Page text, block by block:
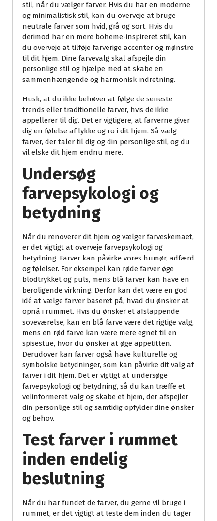
stil, når du vælger farver. Hvis du har en moderne
og minimalistisk stil, kan du overveje at bruge
neutrale farver som hvid, grå og sort. Hvis du
derimod har en mere boheme-inspireret stil, kan
du overveje at tilføje farverige accenter og mønstre
til dit hjem. Dine farvevalg skal afspejle din
personlige stil og hjælpe med at skabe en
sammenhængende og harmonisk indretning.
Husk, at du ikke behøver at følge de seneste
trends eller traditionelle farver, hvis de ikke
appellerer til dig. Det er vigtigere, at farverne giver
dig en følelse af lykke og ro i dit hjem. Så vælg
farver, der taler til dig og din personlige stil, og du
vil elske dit hjem endnu mere.
Undersøg
farvepsykologi og
betydning
Når du renoverer dit hjem og vælger farveskemaet,
er det vigtigt at overveje farvepsykologi og
betydning. Farver kan påvirke vores humør, adfærd
og følelser. For eksempel kan røde farver øge
blodtrykket og puls, mens blå farver kan have en
beroligende virkning. Derfor kan det være en god
idé at vælge farver baseret på, hvad du ønsker at
opnå i rummet. Hvis du ønsker et afslappende
soveværelse, kan en blå farve være det rigtige valg,
mens en rød farve kan være mere egnet til en
spisestue, hvor du ønsker at øge appetitten.
Derudover kan farver også have kulturelle og
symbolske betydninger, som kan påvirke dit valg af
farver i dit hjem. Det er vigtigt at undersøge
farvepsykologi og betydning, så du kan træffe et
velinformeret valg og skabe et hjem, der afspejler
din personlige stil og samtidig opfylder dine ønsker
og behov.
Test farver i rummet
inden endelig
beslutning
Når du har fundet de farver, du gerne vil bruge i
rummet, er det vigtigt at teste dem inden du tager